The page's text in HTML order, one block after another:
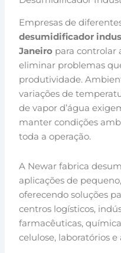
Empresas de
desumidificador
Janeiro para controlar
eliminar problemas
produtividade.
variações de
de vapor d’água
manter condições
toda a operação.
A Newar fabrica
aplicações de
oferecendo soluções
centros logísticos,
farmacêuticas,
celulose, laboratórios